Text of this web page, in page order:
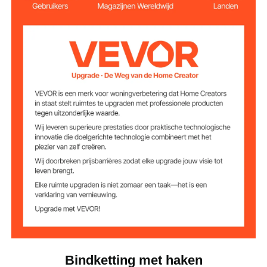
Oppervlaktebehan
product
Productgewicht 28 kg ± 2%
Hoofdmateriaal mangaanstaal, G80
Veilige belasting 3220 kg
Bindketting met haken